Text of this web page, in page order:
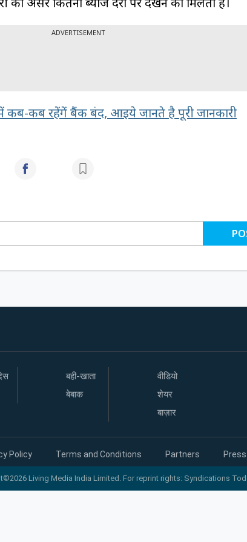
ADVERTISEMENT
कब-कब रहेंगें बैंक बंद, आइये जानते है पूरी जानकारी
बही-खाता
बेबाक
वीडियो
शेयर
बाज़ार
Policy Terms and Conditions Partners
Living Media India Limited. For reprint rights: Syndications